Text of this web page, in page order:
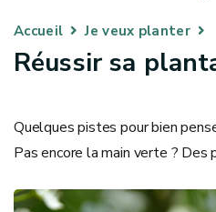
Accueil Je veux planter
Réussir sa
Quelques pistes pour bien
Pas encore la main verte ?